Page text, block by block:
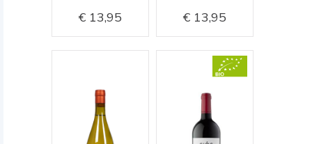
13,95 13,95